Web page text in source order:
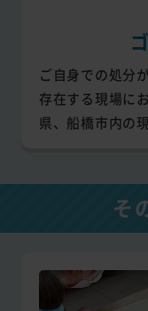
ご自身での処分
存在する現場に
県、船橋市内の
そ